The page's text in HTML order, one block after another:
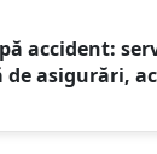
accident:
de asigurări,